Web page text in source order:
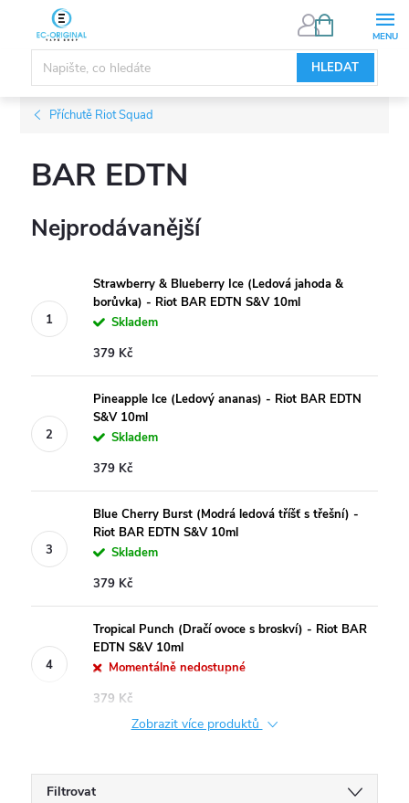
obsah
HLEDAT
NÁKUPNÍ
Příchutě Riot Squad
BAR EDTN
Nejprodávanější
Strawberry & Blueberry Ice (Ledová jahoda &
borůvka) - Riot BAR EDTN S&V 10ml
Skladem
379 Kč
Pineapple Ice (Ledový ananas) - Riot BAR EDTN
S&V 10ml
Skladem
379 Kč
Blue Cherry Burst (Modrá ledová tříšť s třešní) -
Riot BAR EDTN S&V 10ml
Skladem
379 Kč
Tropical Punch (Dračí ovoce s broskví) - Riot BAR
EDTN S&V 10ml
Momentálně nedostupné
379 Kč
Zobrazit více produktů
Filtrovat